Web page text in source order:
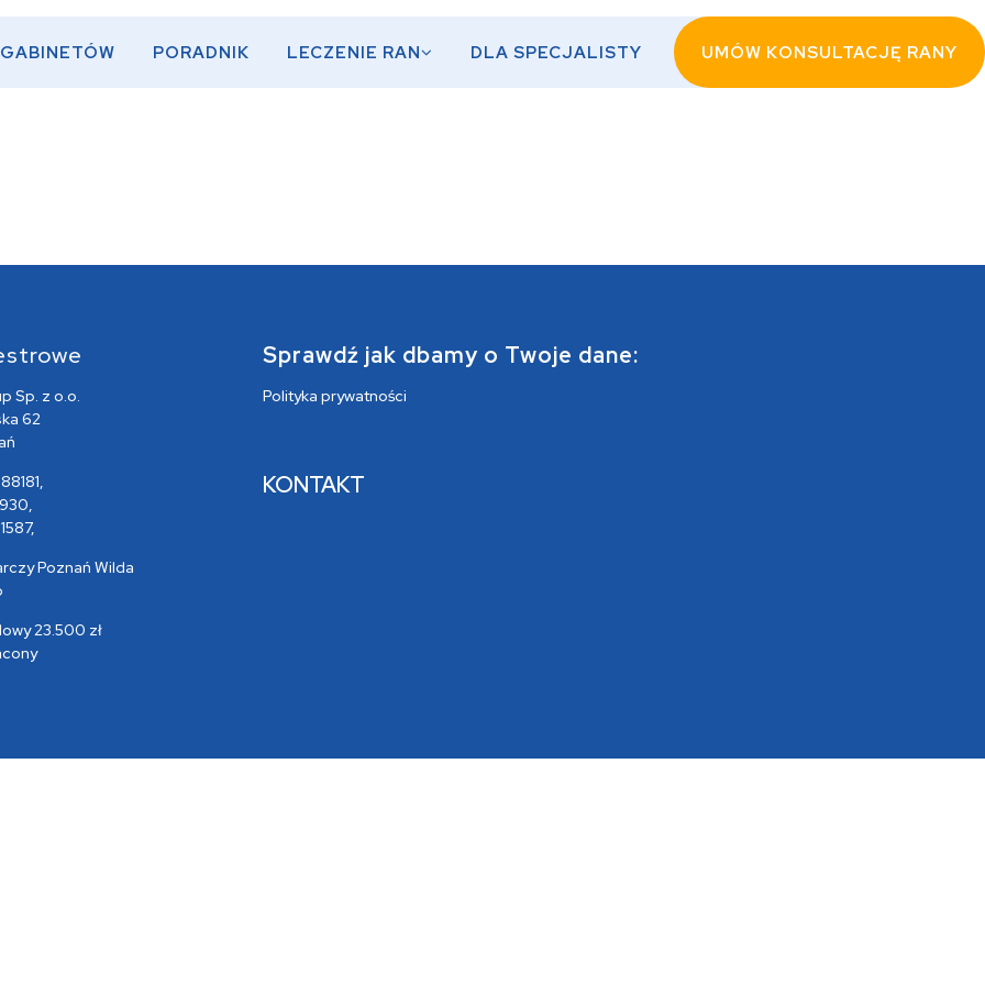
PORADNIK LECZENIE RAN DLA SPECJALISTY UMÓW KONSULTACJĘ RANY
Sp. z o.o.
62
Poznań Wilda
23.500 zł
Sprawdź jak dbamy o Twoje dane:
Polityka prywatności
KONTAKT